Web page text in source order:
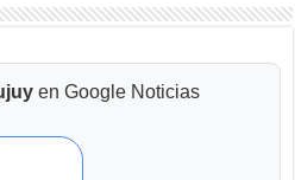
en Google Noticias